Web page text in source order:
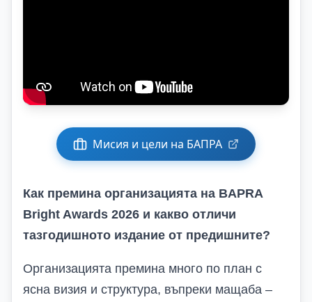
Мисия и цели на БАПРА
Как премина организацията на BAPRA
Bright Awards 2026 и какво отличи
тазгодишното издание от предишните?
Организацията премина много по план с
ясна визия и структура, въпреки мащаба –